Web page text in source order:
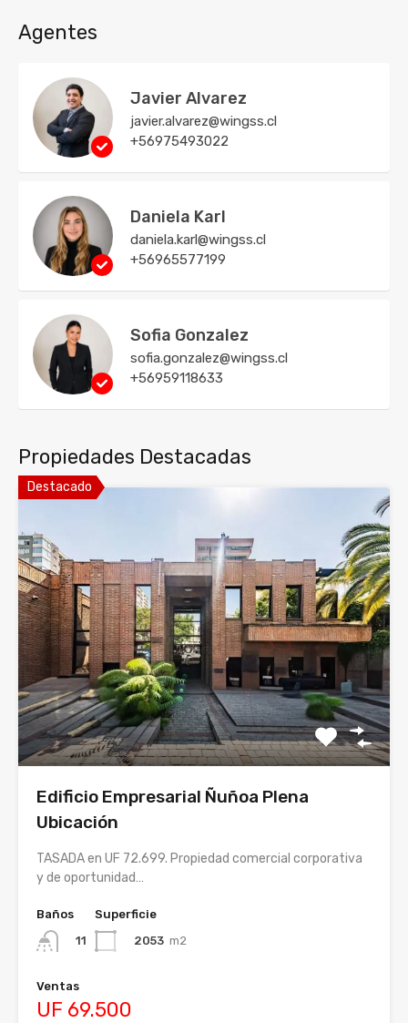
Agentes
Javier Alvarez
javier.alvarez@wingss.cl
+56975493022
Daniela Karl
daniela.karl@wingss.cl
+56965577199
Sofia Gonzalez
sofia.gonzalez@wingss.cl
+56959118633
Propiedades Destacadas
Destacado
Edificio Empresarial Ñuñoa Plena
Ubicación
TASADA en UF 72.699. Propiedad comercial corporativa
y de oportunidad…
Baños
11
Superficie
2053 m2
Ventas
UF 69.500